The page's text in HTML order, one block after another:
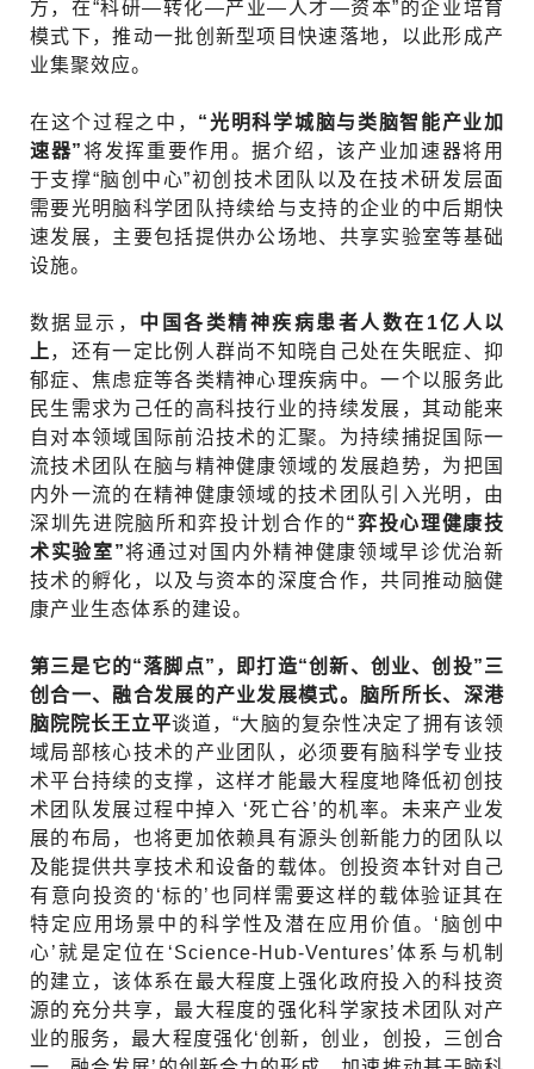
方，在“科研—转化—产业—人才—资本”的企业培育
模式下，推动一批创新型项目快速落地，以此形成产
业集聚效应。
在这个过程之中， “光明科学城脑与类脑智能产业加
速器”将发挥重要作用。据介绍，该产业加速器将用
于支撑“脑创中心”初创技术团队以及在技术研发层面
需要光明脑科学团队持续给与支持的企业的中后期快
速发展，主要包括提供办公场地、共享实验室等基础
设施。
数据显示， 中国各类精神疾病患者人数在1亿人以
上 ，还有一定比例人群尚不知晓自己处在失眠症、抑
郁症、焦虑症等各类精神心理疾病中。一个以服务此
民生需求为己任的高科技行业的持续发展，其动能来
自对本领域国际前沿技术的汇聚。为持续捕捉国际一
流技术团队在脑与精神健康领域的发展趋势，为把国
内外一流的在精神健康领域的技术团队引入光明，由
深圳先进院脑所和弈投计划合作的“弈投心理健康技
术实验室”将通过对国内外精神健康领域早诊优治新
技术的孵化，以及与资本的深度合作，共同推动脑健
康产业生态体系的建设。
第三是它的“落脚点”，即打造“创新、创业、创投”三
创合一、融合发展的产业发展模式。脑所所长、深港
脑院院长王立平谈道，“大脑的复杂性决定了拥有该领
域局部核心技术的产业团队，必须要有脑科学专业技
术平台持续的支撑，这样才能最大程度地降低初创技
术团队发展过程中掉入 ‘死亡谷’的机率。未来产业发
展的布局，也将更加依赖具有源头创新能力的团队以
及能提供共享技术和设备的载体。创投资本针对自己
有意向投资的‘标的’也同样需要这样的载体验证其在
特定应用场景中的科学性及潜在应用价值。‘脑创中
心’就是定位在‘Science-Hub-Ventures’体系与机制
的建立，该体系在最大程度上强化政府投入的科技资
源的充分共享，最大程度的强化科学家技术团队对产
业的服务，最大程度强化‘创新，创业，创投，三创合